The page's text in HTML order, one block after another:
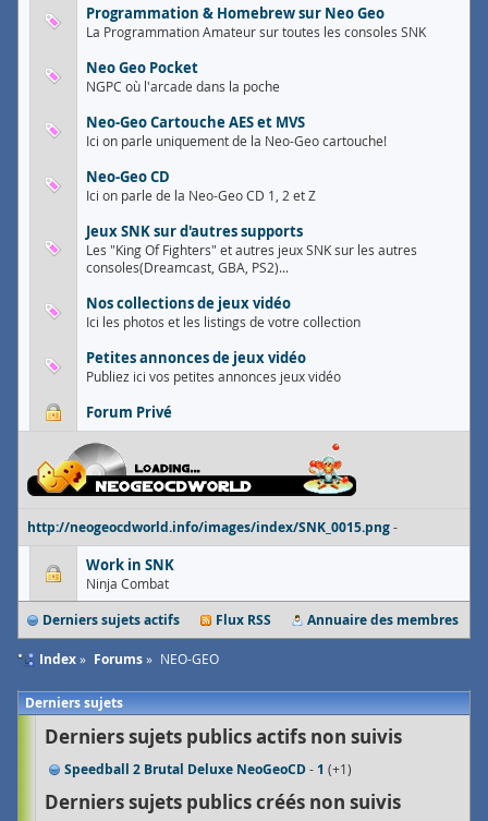
Programmation & Homebrew sur Neo Geo
La Programmation Amateur sur toutes les consoles SNK
Neo Geo Pocket
NGPC où l'arcade dans la poche
Neo-Geo Cartouche AES et MVS
Ici on parle uniquement de la Neo-Geo cartouche!
Neo-Geo CD
Ici on parle de la Neo-Geo CD 1, 2 et Z
Jeux SNK sur d'autres supports
Les "King Of Fighters" et autres jeux SNK sur les autres
consoles(Dreamcast, GBA, PS2)...
Nos collections de jeux vidéo
Ici les photos et les listings de votre collection
Petites annonces de jeux vidéo
Publiez ici vos petites annonces jeux vidéo
Forum Privé
http://neogeocdworld.info/images/index/SNK_0015.png-
Work in SNK
Ninja Combat
Derniers sujets actifs Flux RSS Annuaire des membres
Index Forums NEO-GEO
Derniers sujets
Derniers sujets publics actifs non suivis
Speedball 2 Brutal Deluxe NeoGeoCD 1 1
Derniers sujets publics créés non suivis